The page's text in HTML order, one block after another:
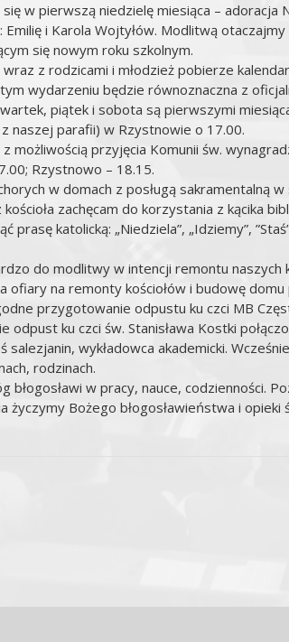
w pierwszą niedzielę miesiąca –
Emilię i Karola Wojtyłów. Modlitwą
się nowym roku szkolnym.
wraz z rodzicami i młodzież pobierze
wydarzeniu będzie równoznaczna z
piątek i sobota są pierwszymi
naszej parafii) w Rzystnowie o 17.00.
możliwością przyjęcia Komunii św.
Rzystnowo – 18.15.
w domach z posługą sakramentalną
zachęcam do korzystania z kącika
prasę katolicką: „Niedziela”, „Idziemy”,
do modlitwy w intencji remontu
ofiary na remonty kościołów i budowę
przygotowanie odpustu ku czci MB
odpust ku czci św. Stanisława Kostki
salezjanin, wykładowca akademicki.
rodzinach.
błogosławi w pracy, nauce, codzienności.
życzymy Bożego błogosławieństwa i